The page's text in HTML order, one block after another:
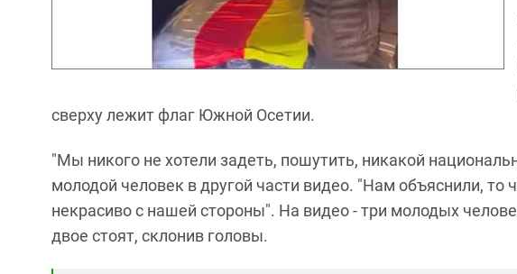
сверху лежит флаг Южной Осетии.
"Мы никого не хотели задеть, пошутить, никакой
молодой человек в другой части видео. "Нам объяснили, то
некрасиво с нашей стороны". На видео - три молодых
двое стоят, склонив головы.